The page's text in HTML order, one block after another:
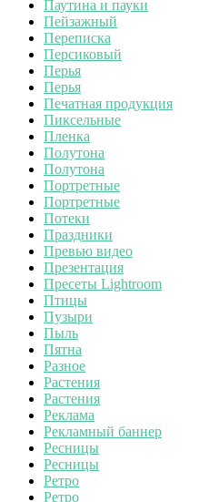
Паутина и пауки
Пейзажный
Переписка
Персиковый
Перья
Перья
Печатная продукция
Пиксельные
Пленка
Полутона
Полутона
Портретные
Портретные
Потеки
Праздники
Превью видео
Презентация
Пресеты Lightroom
Птицы
Пузыри
Пыль
Пятна
Разное
Растения
Растения
Реклама
Рекламный баннер
Ресницы
Ресницы
Ретро
Ретро